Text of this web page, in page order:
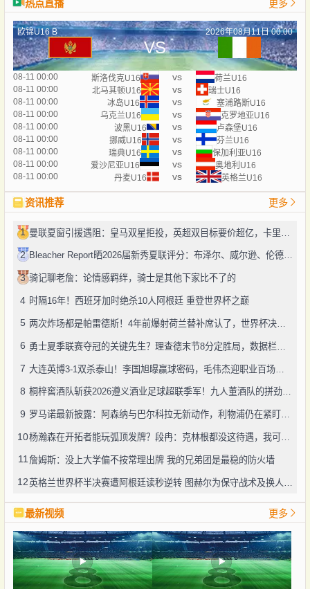
热点直播 更多
欧锦U16 B 2026年08月11日 00:00
VS
08-11 00:00 斯洛伐克U16 vs
荷兰U16
08-11 00:00
北马其顿U16 vs
瑞士U16
08-11 00:00
冰岛U16 vs
塞浦路斯U16
08-11 00:00
乌克兰U16 vs
克罗地亚U16
08-11 00:00
波黑U16 vs
卢森堡U16
08-11 00:00
挪威U16 vs
芬兰U16
08-11 00:00
瑞典U16 vs
保加利亚U16
08-11 00:00
爱沙尼亚U16 vs
奥地利U16
08-11 00:00
丹麦U16 vs 英格兰U16
资讯推荐 更多
1
2 Bleacher Report晒2026届新秀夏联评分：布泽尔、威尔逊、伦德博格摘A
3 骑记聊老詹：论情感羁绊，骑士是其他下家比不了的
4 时隔16年！西班牙加时绝杀10人阿根廷 重登世界杯之巅
5 两次炸场都是帕雷德斯！4年前爆射荷兰替补席认了，世界杯决赛再演冲突
6
7 大连英博3-1双杀泰山！李国旭曝赢球密码，毛伟杰迎职业百场里程碑
8 桐梓窖酒队斩获2026遵义酒业足球超联季军！九人董酒队的拼劲太戳人
9 罗马诺最新披露：阿森纳与巴尔科拉无新动作，利物浦仍在紧盯目标
10 杨瀚森在开拓者能玩弧顶发牌？段冉：克林根都没这待遇，我可不太看好
11詹姆斯：没上大学偏不按常理出牌 我的兄弟团是最稳的防火墙
12
最新视频 更多